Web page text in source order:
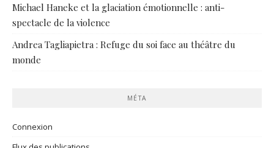
Michael Haneke et la glaciation émotionnelle : anti-
spectacle de la violence
Andrea Tagliapietra : Refuge du soi face au théâtre du
monde
MÉTA
Connexion